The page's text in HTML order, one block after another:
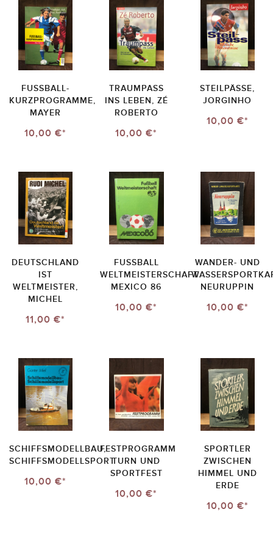
FUSSBALL-
KURZPROGRAMME,
MAYER
10,00 €*
TRAUMPASS
INS LEBEN, ZÉ
ROBERTO
10,00 €*
STEILPÄSSE,
JORGINHO
10,00 €*
DEUTSCHLAND
IST
WELTMEISTER,
MICHEL
11,00 €*
FUSSBALL
WELTMEISTERSCHAFT
MEXICO 86
10,00 €*
WANDER- UND
NEURUPPIN
10,00 €*
SCHIFFSMODELLBAU,
SCHIFFSMODELLSPORT
10,00 €*
FESTPROGRAMM
TURN UND
SPORTFEST
10,00 €*
SPORTLER
ZWISCHEN
HIMMEL UND
ERDE
10,00 €*